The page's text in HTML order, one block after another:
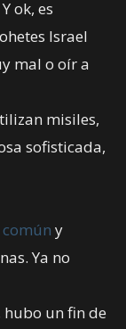
ok, es
Israel
mal o oír a
misiles,
sofisticada,
y
Ya no
hubo un fin de